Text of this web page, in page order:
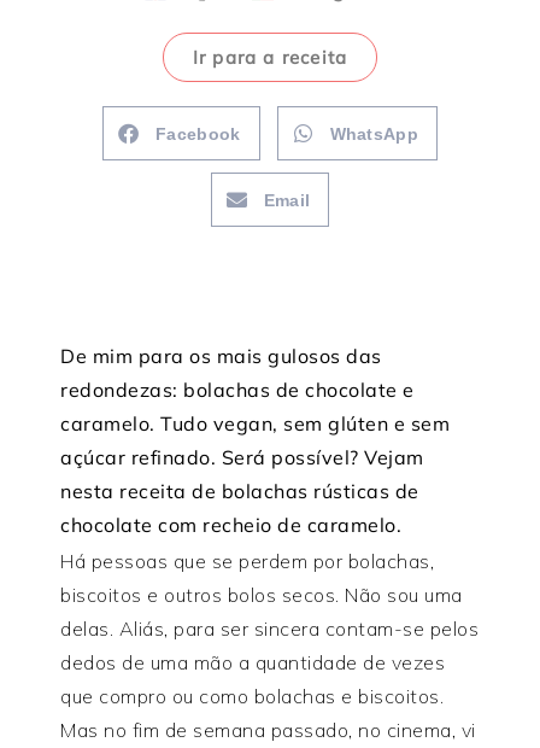
Ir para a receita
Facebook WhatsApp
Email
De mim para os mais gulosos das
redondezas: bolachas de chocolate e
caramelo. Tudo vegan, sem glúten e sem
açúcar refinado. Será possível? Vejam
nesta receita de bolachas rústicas de
chocolate com recheio de caramelo.
Há pessoas que se perdem por bolachas,
biscoitos e outros bolos secos. Não sou uma
delas. Aliás, para ser sincera contam-se pelos
dedos de uma mão a quantidade de vezes
que compro ou como bolachas e biscoitos.
Mas no fim de semana passado, no cinema, vi